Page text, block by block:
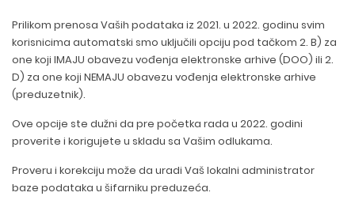
Prilikom prenosa Vaših podataka iz 2021. u 2022. godinu svim
korisnicima automatski smo uključili opciju pod tačkom 2. B) za
one koji IMAJU obavezu vođenja elektronske arhive (DOO) ili 2.
D) za one koji NEMAJU obavezu vođenja elektronske arhive
(preduzetnik).
Ove opcije ste dužni da pre početka rada u 2022. godini
proverite i korigujete u skladu sa Vašim odlukama.
Proveru i korekciju može da uradi Vaš lokalni administrator
baze podataka u šifarniku preduzeća.